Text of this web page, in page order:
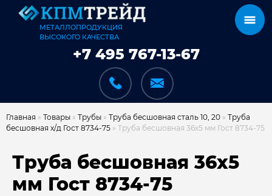
МЕТАЛЛОПРОДУКЦИЯ
ВЫСОКОГО КАЧЕСТВА
+7 495 767-13-67
КАТАЛОГ
Главная » Товары » Трубы » Труба бесшовная сталь 10, 20 » Труба
бесшовная х/д Гост 8734-75 » Труба бесшовная 36х5 мм Гост 8734-75
Труба бесшовная 36х5
мм Гост 8734-75